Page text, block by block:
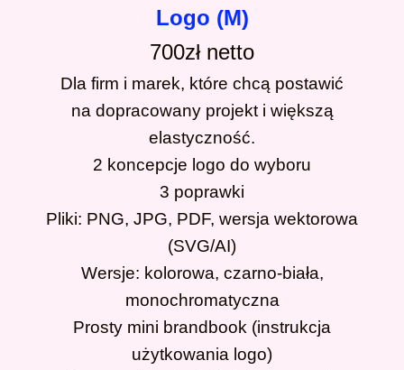
Logo (M)
700zł netto
Dla firm i marek, które chcą postawić
na dopracowany projekt i większą
elastyczność.
2 koncepcje logo do wyboru
3 poprawki
Pliki: PNG, JPG, PDF, wersja wektorowa
(SVG/AI)
Wersje: kolorowa, czarno-biała,
monochromatyczna
Prosty mini brandbook (instrukcja
użytkowania logo)